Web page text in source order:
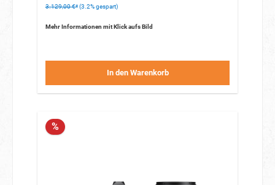
3.129,00 €* (3.2% gespart)
Mehr Informationen mit Klick aufs Bild
In den Warenkorb
%